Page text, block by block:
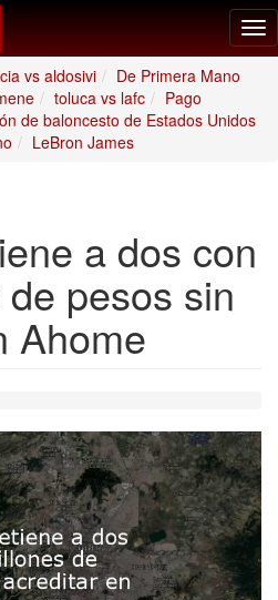
vs aldosivi
De Primera Mano
toluca vs lafc
Pago
de baloncesto de Estados Unidos
LeBron James
a dos con
pesos sin
Ahome